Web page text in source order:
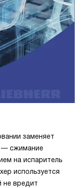
заменяет
— сжимание
на испаритель
используется
не вредит